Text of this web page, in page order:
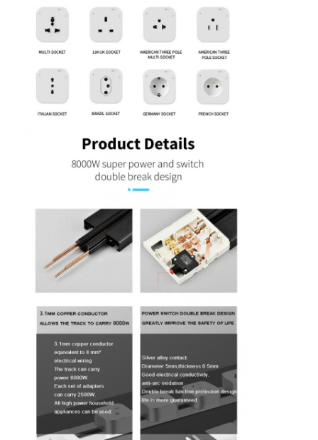
Σύστημα διασκέψεων
Ανύψωση οθόνης LCD
Επικαιροποιήστε την οθόνη.
Εμφανισμένη πρίζα γραφείου
Σημείο επέκτασης
Πύργος πλέκτης πρίζες
Κουτί υποδομής τραπέζι συνεδριάσεων
Υδραυλική πρίζα
έξοδος δύναμης γραφείων
Τρακ Σόκετ
Δυναμική λωρίδα για τοποθέτηση σε τραπέζι
Επενδυμένη έξοδος γραφείου